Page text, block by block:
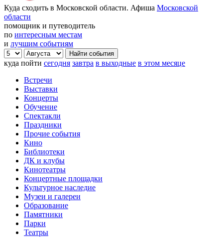
Куда сходить в Московской области. Афиша Московской
области
помощник и путеводитель
по интересным местам
и лучшим событиям
куда пойти сегодня завтра в выходные в этом месяце
Встречи
Выставки
Концерты
Обучение
Спектакли
Праздники
Прочие события
Кино
Библиотеки
ДК и клубы
Кинотеатры
Концертные площадки
Культурное наследие
Музеи и галереи
Образование
Памятники
Парки
Театры